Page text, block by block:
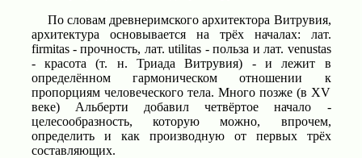
По словам древнеримского архитектора Витрувия,
архитектура основывается на трёх началах: лат.
firmitas - прочность, лат. utilitas - польза и лат. venustas
- красота (т. н. Триада Витрувия) - и лежит в
определённом гармоническом отношении к
пропорциям человеческого тела. Много позже (в XV
веке) Альберти добавил четвёртое начало -
целесообразность, которую можно, впрочем,
определить и как производную от первых трёх
составляющих.